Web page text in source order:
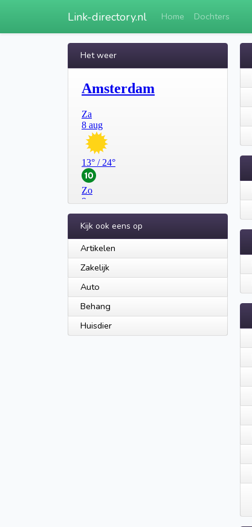
Link-directory.nl Home Dochters
Het weer
Kijk ook eens op
Artikelen
Zakelijk
Auto
Behang
Huisdier